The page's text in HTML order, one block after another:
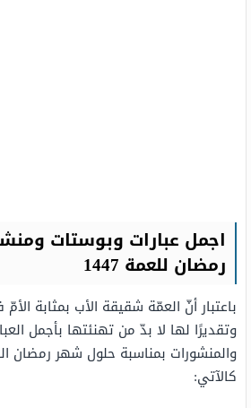
اجمل عبارات وبوستات
رمضان للعمة 1447
باعتبار أنّ العمّة شقيقة الأب بمثابة
وتقديرًا لها لا بدّ من تهنئتها بأجمل
كالآتي: